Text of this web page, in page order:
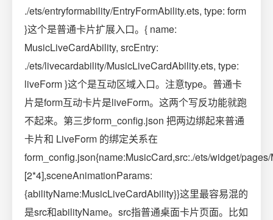
./ets/entryformability/EntryFormAbility.ets, type: form
}这个是普通卡片扩展入口。{ name:
MusicLiveCardAbility, srcEntry:
./ets/livecardability/MusicLiveCardAbility.ets, type:
liveForm }这个是互动区域入口。注意type。普通卡
片是form互动卡片是liveForm。这两个写反功能就跑
不起来。第三步form_config.json 把两边绑起来普通
卡片和 LiveForm 的绑定关系在
form_config.json{name:MusicCard,src:./ets/widget/
[2*4],sceneAnimationParams:
{abilityName:MusicLiveCardAbility}}这里最容易混的
是src和abilityName。src指普通桌面卡片页面。比如